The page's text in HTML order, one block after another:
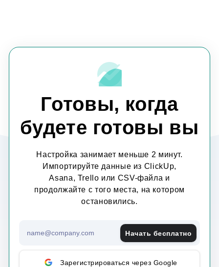
Смотреть Orbit AI
Готовы, когда
будете готовы вы
Настройка занимает меньше 2 минут.
Импортируйте данные из ClickUp,
Asana, Trello или CSV-файла и
продолжайте с того места, на котором
остановились.
Начать бесплатно
Зарегистрироваться через Google